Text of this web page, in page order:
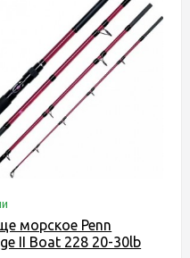
морское Penn
II Boat 228 20-30lb